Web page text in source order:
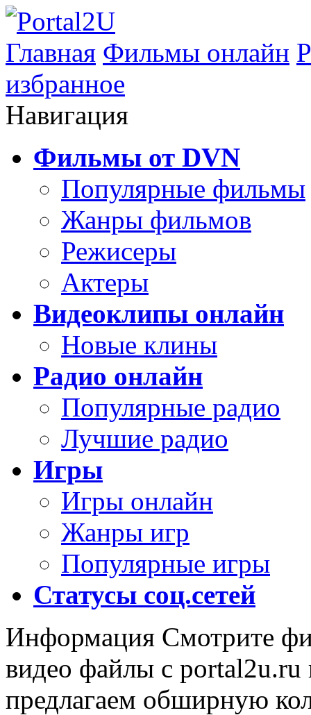
Главная Фильмы онлайн
избранное
Навигация
Фильмы от DVN
Популярные фильмы
Жанры фильмов
Режисеры
Актеры
Видеоклипы онлайн
Новые клины
Радио онлайн
Популярные радио
Лучшие радио
Игры
Игры онлайн
Жанры игр
Популярные игры
Статусы соц.сетей
Информация Смотрите
видео файлы с
предлагаем обширную